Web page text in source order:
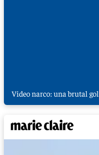
Video narco: una brutal